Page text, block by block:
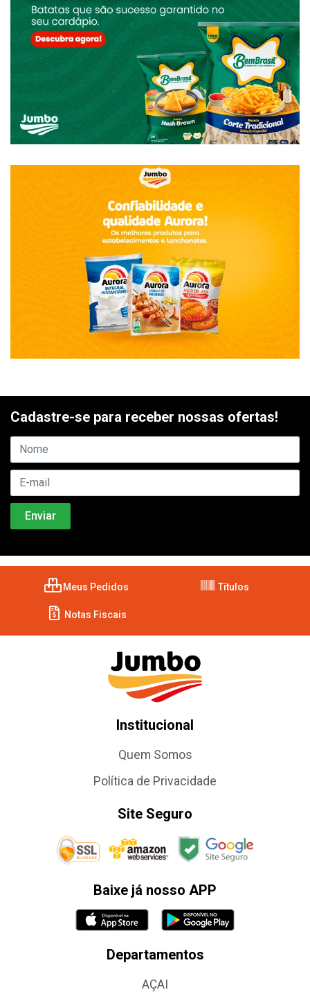
Cadastre-se para receber nossas ofertas!
Meus Pedidos Títulos
Notas Fiscais
Institucional
Quem Somos
Política de Privacidade
Site Seguro
Baixe já nosso APP
Departamentos
AÇAI